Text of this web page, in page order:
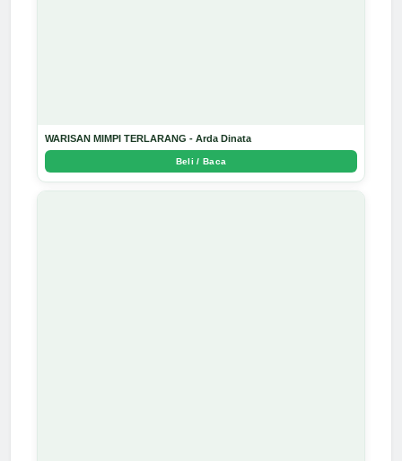
WARISAN MIMPI TERLARANG - Arda Dinata
Beli / Baca